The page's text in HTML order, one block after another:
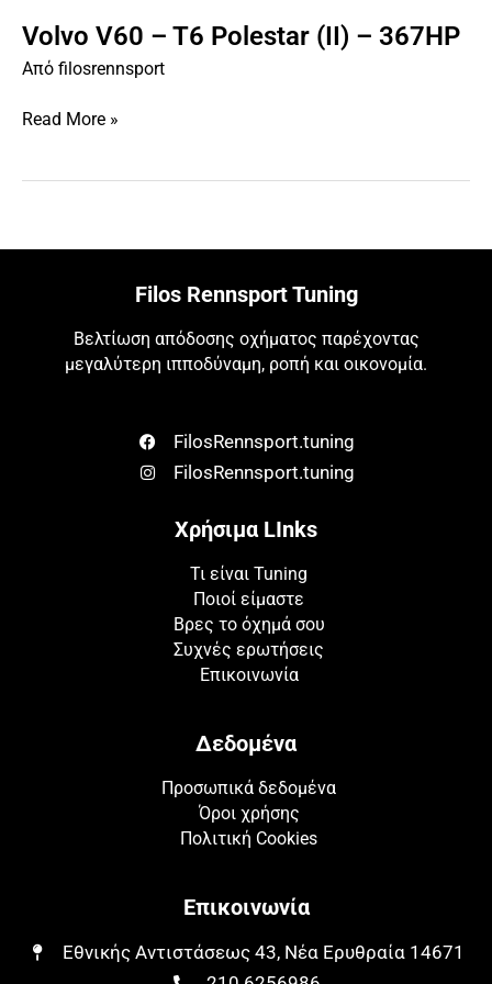
Volvo V60 – T6 Polestar (II) – 367HP
Από filosrennsport
Volvo
V60
T6
–
Read More »
Filos Rennsport Tuning
Βελτίωση απόδοσης οχήματος παρέχοντας
μεγαλύτερη ιπποδύναμη, ροπή και οικονομία.
FilosRennsport.tuning
FilosRennsport.tuning
Χρήσιμα LInks
Τι είναι Tuning
Ποιοί είμαστε
Βρες το όχημά σου
Συχνές ερωτήσεις
Επικοινωνία
Δεδομένα
Προσωπικά δεδομένα
Όροι χρήσης
Πολιτική Cookies
Επικοινωνία
Εθνικής Αντιστάσεως 43, Νέα Ερυθραία 14671​​